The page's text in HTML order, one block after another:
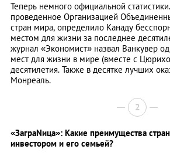
Теперь немного официальной
проведенное Организацией
стран мира, определило Канаду
местом для жизни за последнее
журнал «Экономист» назвал Ванкувер
мест для жизни в мире (вместе с
десятилетия. Также в десятке лучших
Монреаль.
2
«ЗаграNица»: Какие преимущества
инвестором и его семьей?